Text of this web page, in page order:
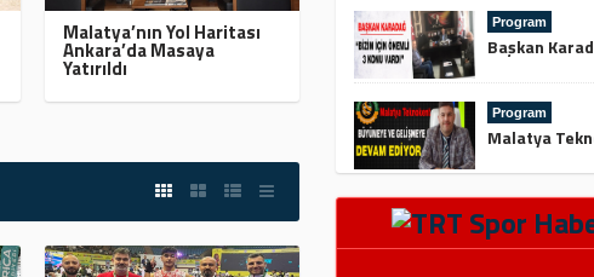
Malatya’nın Yol Haritası
Ankara’da Masaya
Yatırıldı
Program
Program